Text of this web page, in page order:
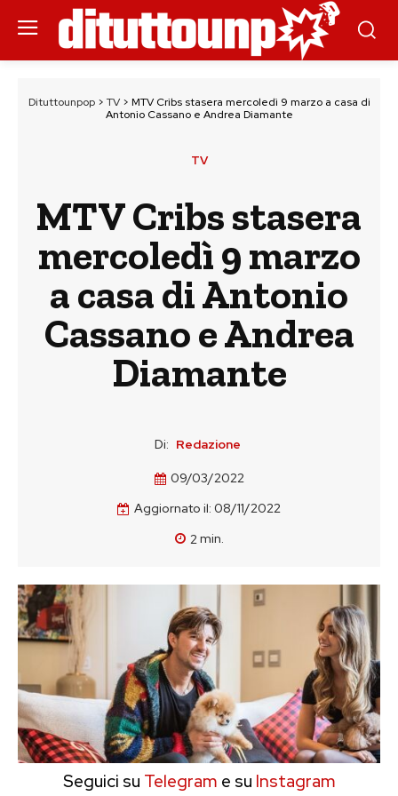
Dituttounpop> TV> MTV Cribs stasera mercoledì 9 marzo a casa di
Antonio Cassano e Andrea Diamante
TV
MTV Cribs stasera
mercoledì 9 marzo
a casa di Antonio
Cassano e Andrea
Diamante
Di: Redazione
09/03/2022
Aggiornato il: 08/11/2022
2min.
Seguici su Telegram e su Instagram